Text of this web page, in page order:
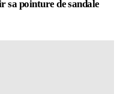
sa pointure de sandale